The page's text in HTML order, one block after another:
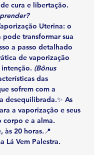
cura e libertação.
Uterina: o
transformar sua
a passo detalhado
de vaporização
(Bônus
das
sofrem com a
desequilibrada.✨ As
a vaporização e seus
corpo e a alma.
às 20 horas.📍
Lá Vem Palestra.